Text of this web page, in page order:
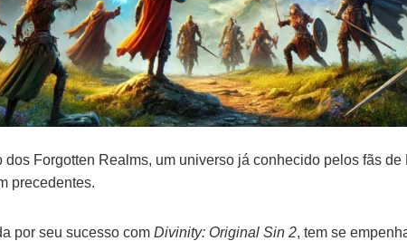
dos Forgotten Realms, um universo já conhecido pelos fãs
precedentes.
por seu sucesso com Divinity: Original Sin 2, tem se